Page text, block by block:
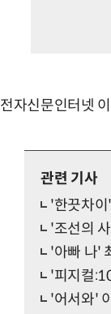
전자신문인터넷
관련 기사
'한끗차
'조선의
'아빠 나'
'피지컬
'어서와'